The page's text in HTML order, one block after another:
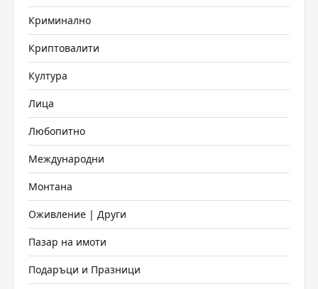
Криминално
Криптовалити
Култура
Лица
Любопитно
Международни
Монтана
Оживление | Други
Пазар на имоти
Подаръци и Празници